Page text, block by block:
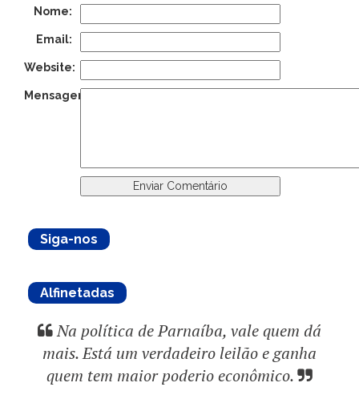
Nome:
Email:
Website:
Mensagem:
Siga-nos
Alfinetadas
Na política de Parnaíba, vale quem dá
mais. Está um verdadeiro leilão e ganha
quem tem maior poderio econômico.